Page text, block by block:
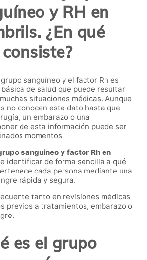
y RH en
¿En qué
consiste?
sanguíneo y el factor Rh es
de salud que puede resultar
situaciones médicas. Aunque
no conocen este dato hasta que
un embarazo o una
de esta información puede ser
momentos.
sanguíneo y factor Rh en
identificar de forma sencilla a qué
cada persona mediante una
rápida y segura.
tanto en revisiones médicas
previos a tratamientos, embarazo o
es el grupo